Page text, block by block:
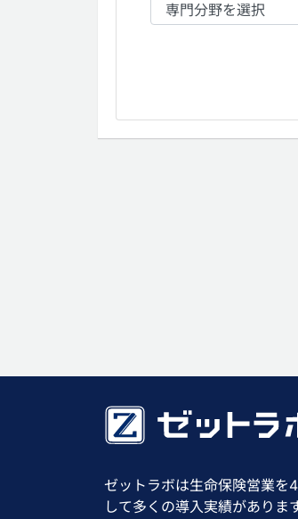
ゼットラボは生命保険営業を
して多くの導入実績がありま